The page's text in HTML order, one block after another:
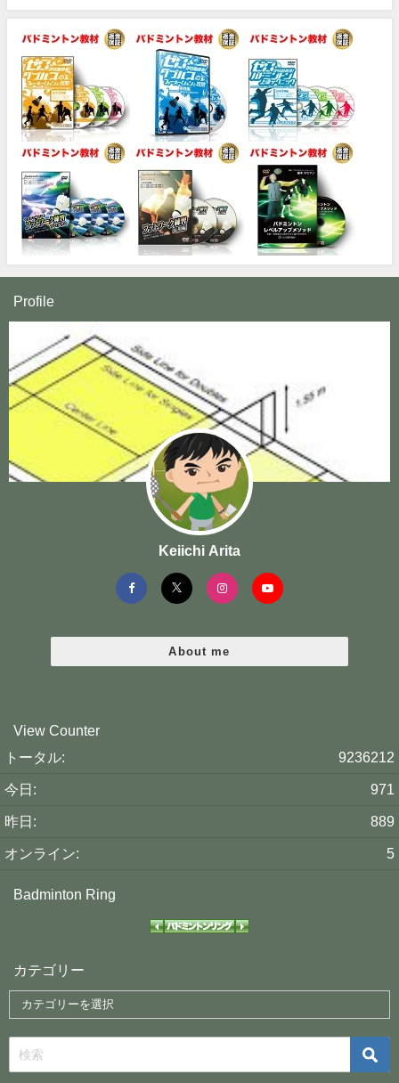
Profile
Keiichi Arita
About me
View Counter
9236212
トータル:
971
今日:
889
昨日:
5
オンライン:
Badminton Ring
カテゴリー